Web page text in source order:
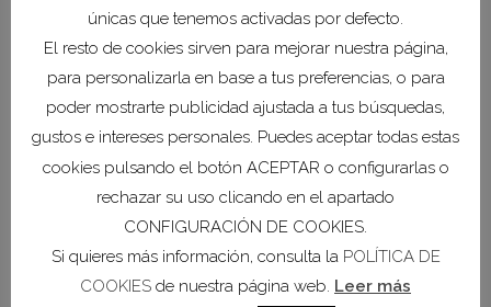
de instancia que figura como Anexo I en la
Orden de Bases.
COEC acerca su hoja
de ruta empresarial al
Mazarrón
07 agosto, 2026
únicas que tenemos activadas por defecto.
El resto de cookies sirven para mejorar nuestra página,
para personalizarla en base a tus preferencias, o para
poder mostrarte publicidad ajustada a tus búsquedas,
gustos e intereses personales. Puedes aceptar todas estas
cookies pulsando el botón ACEPTAR o configurarlas o
rechazar su uso clicando en el apartado
CONFIGURACIÓN DE COOKIES.
Si quieres más información, consulta la POLÍTICA DE
COOKIES de nuestra página web. Leer más